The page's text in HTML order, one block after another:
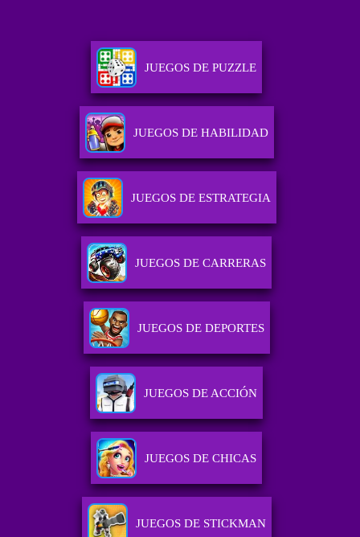
JUEGOS DE PUZZLE
JUEGOS DE HABILIDAD
JUEGOS DE ESTRATEGIA
JUEGOS DE CARRERAS
JUEGOS DE DEPORTES
JUEGOS DE ACCIÓN
JUEGOS DE CHICAS
JUEGOS DE STICKMAN